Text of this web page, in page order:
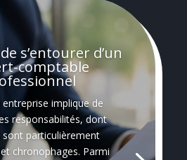
s’entourer d’un
comptable
entreprise implique de
responsabilités, dont
sont particulièrement
chronophages. Parmi